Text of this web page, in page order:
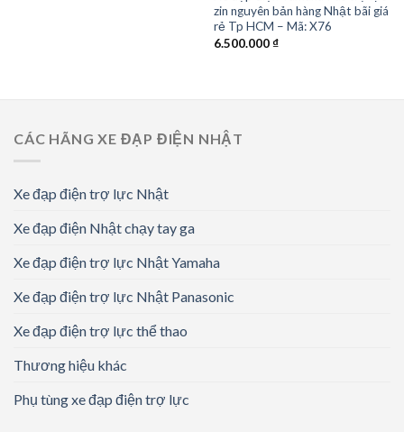
zin nguyên bản hàng Nhật bãi giá
rẻ Tp HCM – Mã: X76
6.500.000₫
CÁC HÃNG XE ĐẠP ĐIỆN NHẬT
Xe đạp điện trợ lực Nhật
Xe đạp điện Nhật chạy tay ga
Xe đạp điện trợ lực Nhật Yamaha
Xe đạp điện trợ lực Nhật Panasonic
Xe đạp điện trợ lực thể thao
Thương hiệu khác
Phụ tùng xe đạp điện trợ lực